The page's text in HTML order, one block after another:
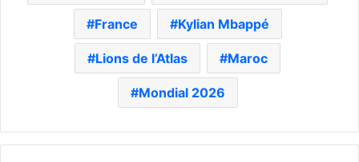
France Kylian Mbappé
Lions de l’Atlas Maroc
Mondial 2026